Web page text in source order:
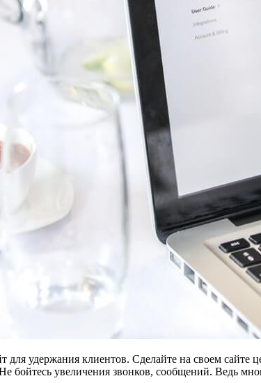
для удержания клиентов. Сделайте на своем
бойтесь увеличения звонков, сообщений. Ведь